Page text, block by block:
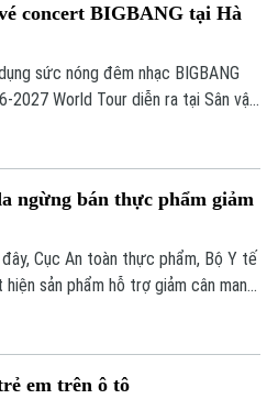
phường Thanh Liệt.
concert BIGBANG tại Hà
sức nóng đêm nhạc BIGBANG
2027 World Tour diễn ra tại Sân vận
bộ" hoặc "suất ngoại giao", nhằm
bán chính thức diễn ra.
ngừng bán thực phẩm giảm
Cục An toàn thực phẩm, Bộ Y tế
hiện sản phẩm hỗ trợ giảm cân mang
em trên ô tô